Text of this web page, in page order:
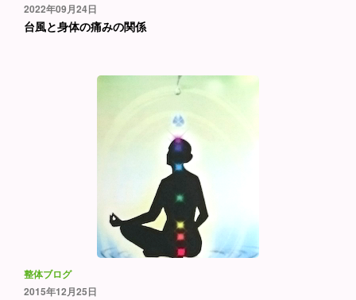
2022年09月24日
台風と身体の痛みの関係
整体ブログ
2015年12月25日